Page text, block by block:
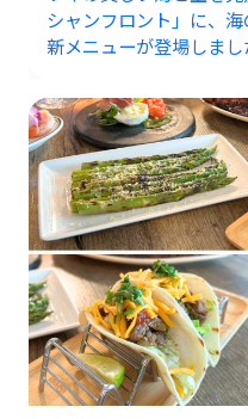
シャンフロント」に、
新メニューが登場しまし